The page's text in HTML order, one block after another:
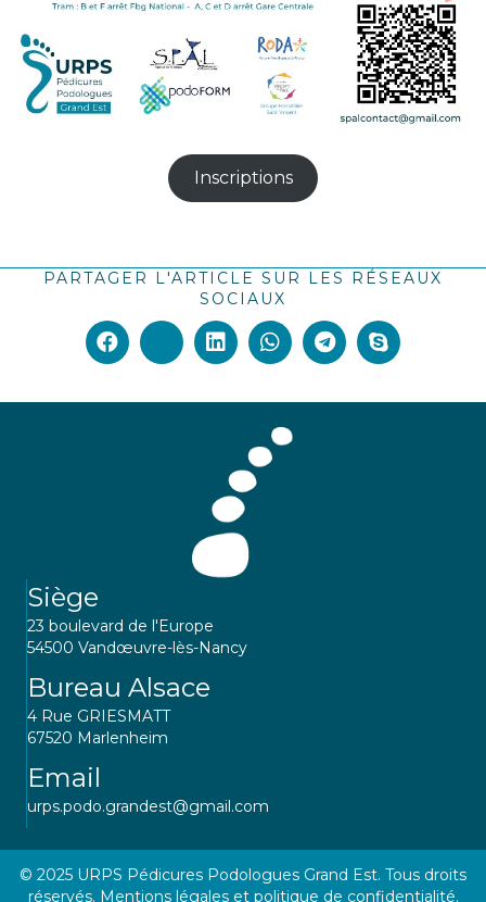
Inscriptions
PARTAGER L'ARTICLE SUR LES RÉSEAUX
SOCIAUX
Siège
23 boulevard de l'Europe
54500 Vandœuvre-lès-Nancy
Bureau Alsace
4 Rue GRIESMATT
67520 Marlenheim
Email
urps.podo.grandest@gmail.com
© 2025 URPS Pédicures Podologues Grand Est. Tous droits
réservés. Mentions légales et politique de confidentialité.